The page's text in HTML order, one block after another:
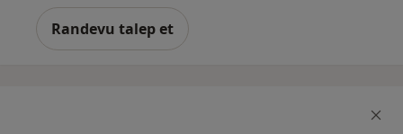
Randevu talep et